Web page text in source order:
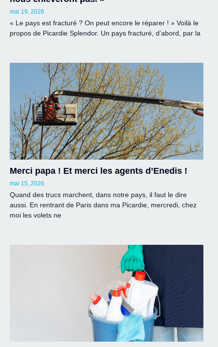
mai 19, 2026
« Le pays est fracturé ? On peut encore le réparer ! » Voilà le
propos de Picardie Splendor. Un pays fracturé, d’abord, par la
Merci papa ! Et merci les agents d’Enedis !
mai 15, 2026
Quand des trucs marchent, dans notre pays, il faut le dire
aussi. En rentrant de Paris dans ma Picardie, mercredi, chez
moi les volets ne